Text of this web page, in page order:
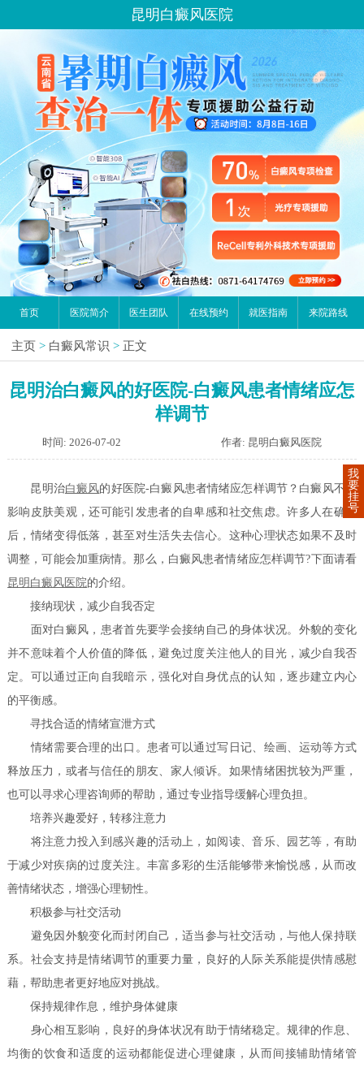
昆明白癜风医院
首页 医院简介 医生团队 在线预约 就医指南 来院路线
主页 > 白癜风常识 > 正文
昆明治白癜风的好医院-白癜风患者情绪应怎
样调节
时间: 2026-07-02 作者: 昆明白癜风医院
昆明治白癜风的好医院-白癜风患者情绪应怎样调节？白癜风不仅
影响皮肤美观，还可能引发患者的自卑感和社交焦虑。许多人在确诊
后，情绪变得低落，甚至对生活失去信心。这种心理状态如果不及时
调整，可能会加重病情。那么，白癜风患者情绪应怎样调节?下面请看
昆明白癜风医院的介绍。
接纳现状，减少自我否定
面对白癜风，患者首先要学会接纳自己的身体状况。外貌的变化
并不意味着个人价值的降低，避免过度关注他人的目光，减少自我否
定。可以通过正向自我暗示，强化对自身优点的认知，逐步建立内心
的平衡感。
寻找合适的情绪宣泄方式
情绪需要合理的出口。患者可以通过写日记、绘画、运动等方式
释放压力，或者与信任的朋友、家人倾诉。如果情绪困扰较为严重，
也可以寻求心理咨询师的帮助，通过专业指导缓解心理负担。
培养兴趣爱好，转移注意力
将注意力投入到感兴趣的活动上，如阅读、音乐、园艺等，有助
于减少对疾病的过度关注。丰富多彩的生活能够带来愉悦感，从而改
善情绪状态，增强心理韧性。
积极参与社交活动
避免因外貌变化而封闭自己，适当参与社交活动，与他人保持联
系。社会支持是情绪调节的重要力量，良好的人际关系能提供情感慰
藉，帮助患者更好地应对挑战。
保持规律作息，维护身体健康
身心相互影响，良好的身体状况有助于情绪稳定。规律的作息、
均衡的饮食和适度的运动都能促进心理健康，从而间接辅助情绪管
我
要
挂
号